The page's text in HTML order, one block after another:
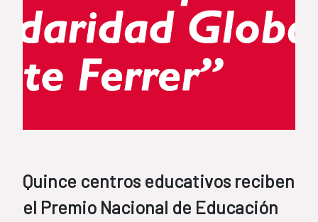
Quince centros educativos reciben
el Premio Nacional de Educación